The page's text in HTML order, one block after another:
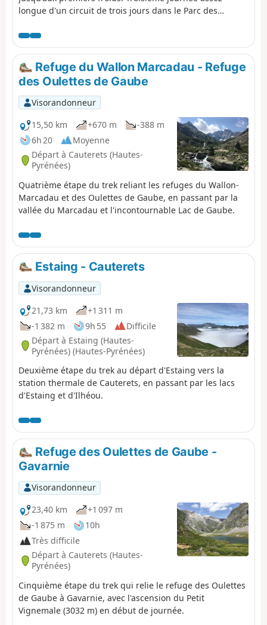
longue d'un circuit de trois jours dans le Parc des
d'imprévu, possibilité d'écourter, en descendant
directement du (1) au (8).
Refuge du Wallon Marcadau - Refuge
des Oulettes de Gaube
Visorandonneur
15,50 km
+670 m
-388 m
6h 20
Moyenne
Départ à Cauterets (Hautes-
Pyrénées)
Quatrième étape du trek reliant les refuges du Wallon-
Marcadau et des Oulettes de Gaube, en passant par la
vallée du Marcadau et l'incontournable Lac de Gaube.
Estaing - Cauterets
Visorandonneur
21,73 km
+1 311 m
-1 382 m
9h 55
Difficile
Départ à Estaing (Hautes-
Pyrénées) (Hautes-Pyrénées)
Deuxième étape du trek au départ d'Estaing vers la
station thermale de Cauterets, en passant par les lacs
d'Estaing et d'Ilhéou.
Refuge des Oulettes de Gaube -
Gavarnie
Visorandonneur
23,40 km
+1 097 m
-1 875 m
10h
Très difficile
Départ à Cauterets (Hautes-
Pyrénées)
Cinquième étape du trek qui relie le refuge des Oulettes
de Gaube à Gavarnie, avec l'ascension du Petit
Vignemale (3032 m) en début de journée.